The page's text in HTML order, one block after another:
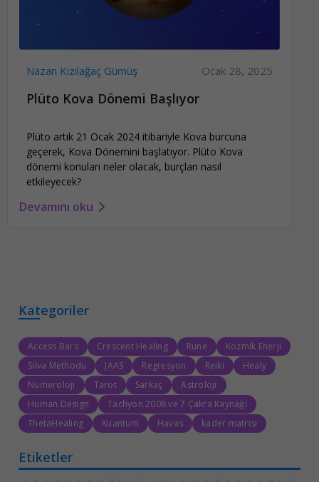
Nazan Kızılağaç Gümüş Ocak 28, 2025
Plüto Kova Dönemi Başlıyor
Plüto artık 21 Ocak 2024 itibariyle Kova burcuna
geçerek, Kova Dönemini başlatıyor. Plüto Kova
dönemi konuları neler olacak, burçları nasıl
etkileyecek?
Devamını oku
Kategoriler
Access Bars Crescent Healing Rune
Kozmik Enerji
Silva Methodu
JAAS Regresyon Reiki
Healy
Numeroloji
Tarot Sarkaç
Astroloji
Human Design
Tachyon 2008 ve 7 Çakra Kaynağı
ThetaHealing
Kuantum Havas kader matrisi
Etiketler